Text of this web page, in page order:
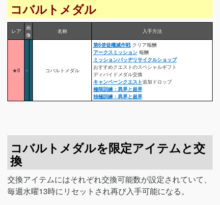
コバルトメダル
レア
画
像
名称 入手方法
★8 コバルトメダル
第6使徒殲滅作戦クリア報酬
アークスミッション報酬
ミッションバッヂリサイクルショップ
おすすめクエストのスペシャルギフト
ディバイドメダル交換
キャンペーンクエスト追加ドロップ
極限訓練：異界と超界
独極訓練：異界と超界
コバルトメダルを限定アイテムと交
換
交換アイテムにはそれぞれ交換可能数が設定されていて、
毎週水曜13時にリセットされ再び入手可能になる。